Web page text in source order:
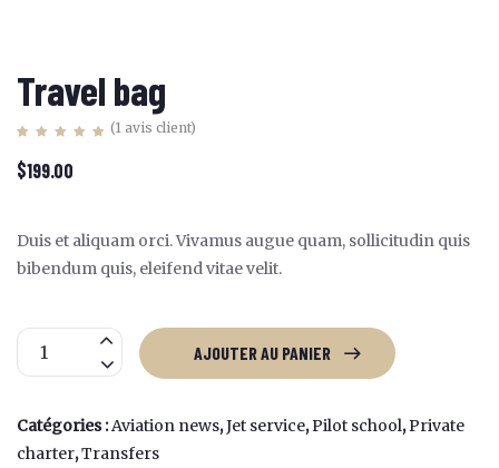
Travel bag
Noté
sur 5 basé
1
(1 avis client)
$199.00
Duis et aliquam orci. Vivamus augue quam, sollicitudin quis
bibendum quis, eleifend vitae velit.
quantité
de
bag
AJOUTER AU PANIER
Catégories :Aviation news,Jet service,Pilot school,Private
charter,Transfers